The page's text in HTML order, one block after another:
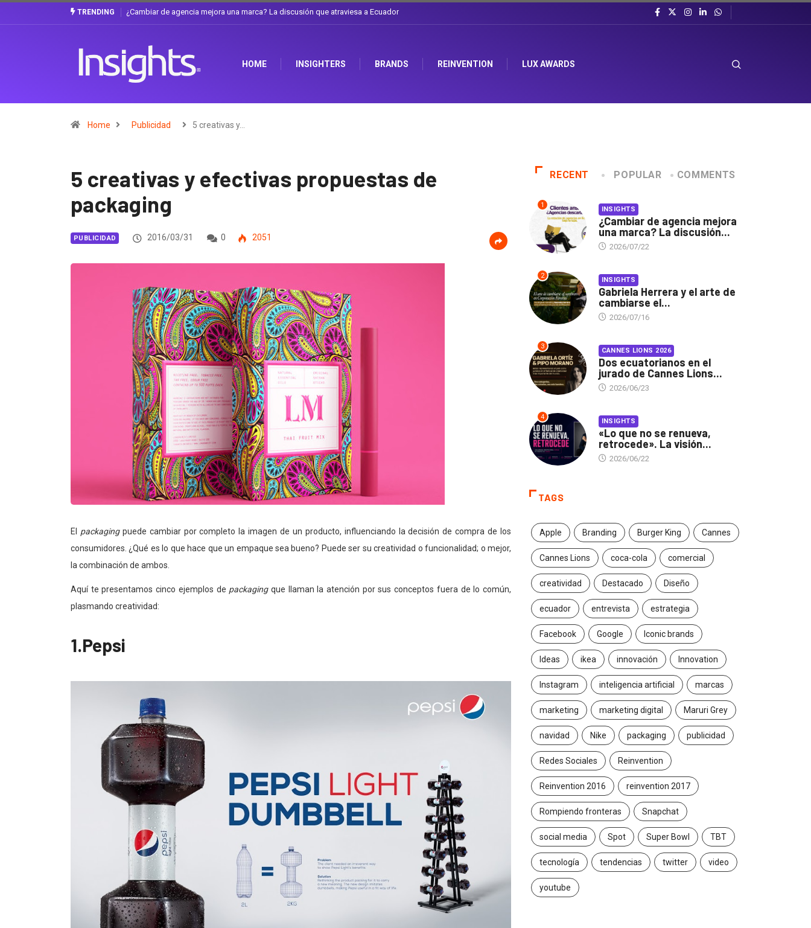
TRENDING Gabriela Herrera y el arte de cambiarse el sombrero en Corporación Favorita
HOME INSIGHTERS BRANDS REINVENTION LUX AWARDS
Home Publicidad 5 creativas y…
5 creativas y efectivas propuestas de
packaging
PUBLICIDAD 2016/03/31 0 2051
El packaging puede cambiar por completo la imagen de un producto, influenciando la decisión de compra de los
consumidores. ¿Qué es lo que hace que un empaque sea bueno? Puede ser su creatividad o funcionalidad; o mejor,
la combinación de ambos.
Aquí te presentamos cinco ejemplos de packaging que llaman la atención por sus conceptos fuera de lo común,
plasmando creatividad:
1.Pepsi
RECENT POPULAR COMMENTS
1 INSIGHTS
¿Cambiar de agencia mejora
una marca? La discusión...
2026/07/22
2 INSIGHTS
Gabriela Herrera y el arte de
cambiarse el...
2026/07/16
3 CANNES LIONS 2026
Dos ecuatorianos en el
jurado de Cannes Lions...
2026/06/23
4 INSIGHTS
«Lo que no se renueva,
retrocede». La visión...
2026/06/22
TAGS
Apple Branding Burger King Cannes
Cannes Lions coca-cola comercial
creatividad Destacado Diseño
ecuador entrevista estrategia
Facebook Google Iconic brands
Ideas ikea innovación Innovation
Instagram inteligencia artificial marcas
marketing marketing digital Maruri Grey
navidad Nike packaging publicidad
Redes Sociales Reinvention
Reinvention 2016 reinvention 2017
Rompiendo fronteras Snapchat
social media Spot Super Bowl TBT
tecnología tendencias twitter video
youtube